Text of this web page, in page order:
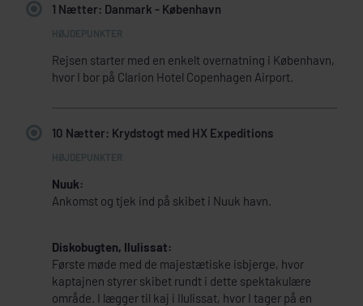
1 Nætter: Danmark - København
Rejsen starter med en enkelt overnatning i København,
hvor I bor på Clarion Hotel Copenhagen Airport.
10 Nætter: Krydstogt med HX Expeditions
Nuuk:
Ankomst og tjek ind på skibet i Nuuk havn.
Diskobugten, Ilulissat:
Første møde med de majestætiske isbjerge, hvor
kaptajnen styrer skibet rundt i dette spektakulære
område. I lægger til kaj i Ilulissat, hvor I tager på en